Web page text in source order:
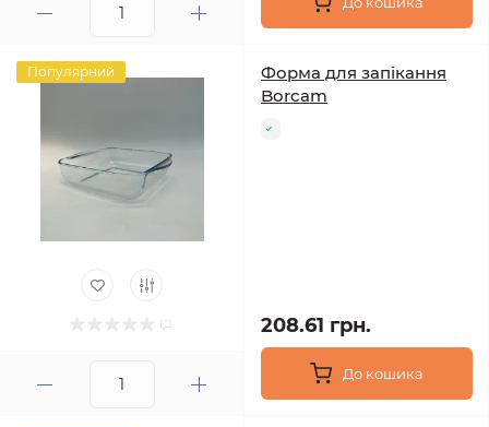
Популярний
Форма для запікання
Borcam
208.61 грн.
До кошика